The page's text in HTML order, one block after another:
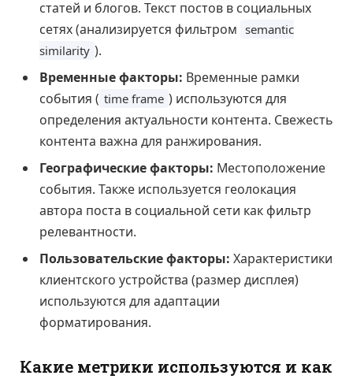
статей и блогов. Текст постов в социальных
сетях (анализируется фильтром semantic
similarity ).
Временные факторы: Временные рамки
события ( time frame ) используются для
определения актуальности контента. Свежесть
контента важна для ранжирования.
Географические факторы: Местоположение
события. Также используется геолокация
автора поста в социальной сети как фильтр
релевантности.
Пользовательские факторы: Характеристики
клиентского устройства (размер дисплея)
используются для адаптации
форматирования.
Какие метрики используются и как